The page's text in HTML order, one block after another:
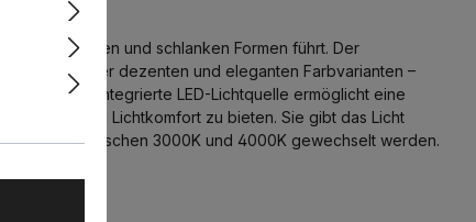
klaren Linien und schlanken Formen führt. Der
Dank der dezenten und eleganten Farbvarianten –
ein. Die integrierte LED-Lichtquelle ermöglicht eine
optimalen Lichtkomfort zu bieten. Sie gibt das Licht
Bedarf zwischen 3000K und 4000K gewechselt werden.